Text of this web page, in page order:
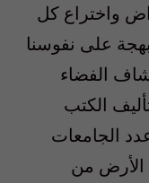
واختراع كل
على نفوسنا
الفضاء
الكتب
الجامعات
الأرض من